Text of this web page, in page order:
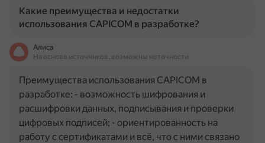
Какие преимущества и недостатки
использования CAPICOM в разработке?
Алиса
На основе источников, возможны неточности
Преимущества использования CAPICOM в
разработке: - возможность шифрования и
расшифровки данных, подписывания и проверки
цифровых подписей; - ориентированность на
работу с сертификатами и всё, что с ними связано